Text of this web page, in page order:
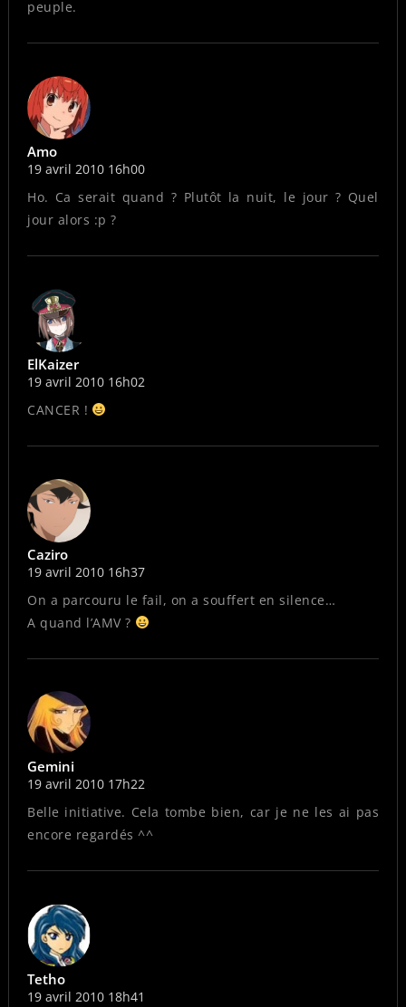
peuple.
Amo
19 avril 2010 16h00
Ho. Ca serait quand ? Plutôt la nuit, le jour ? Quel
jour alors :p ?
ElKaizer
19 avril 2010 16h02
CANCER !
Caziro
19 avril 2010 16h37
On a parcouru le fail, on a souffert en silence…
A quand l’AMV ?
Gemini
19 avril 2010 17h22
Belle initiative. Cela tombe bien, car je ne les ai pas
encore regardés ^^
Tetho
19 avril 2010 18h41